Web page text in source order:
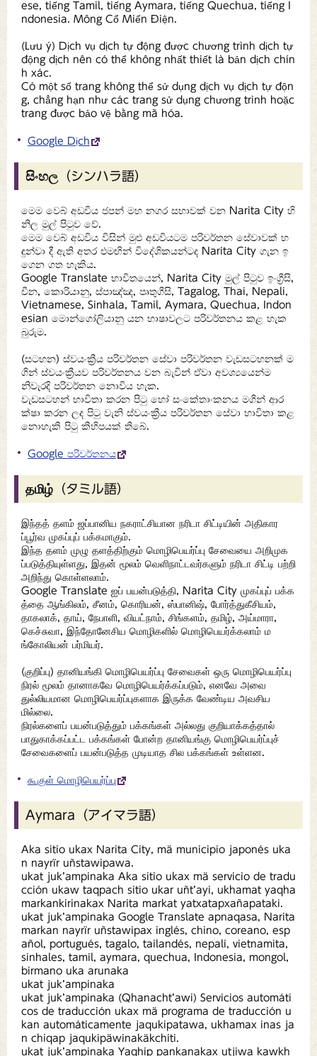
ese, tiếng Tamil, tiếng Aymara, tiếng Quechua, tiếng I
ndonesia. Mông Cổ Miến Điện.
(Lưu ý) Dịch vụ dịch tự động được chương trình dịch tự
động dịch nên có thể không nhất thiết là bản dịch chín
h xác.
Có một số trang không thể sử dụng dịch vụ dịch tự độn
g, chẳng hạn như các trang sử dụng chương trình hoặc
trang được bảo vệ bằng mã hóa.
Google Dịch
සිංහල（シンハラ語）
මෙම වෙබ් අඩවිය ජපන් මහ නගර සභාවක් වන Narita City හි
නිල මුල් පිටුව වේ.
මෙම වෙබ් අඩවිය විසින් මුළු අඩවියටම පරිවර්තන සේවාවක් හ
ඳුන්වා දී ඇති අතර එමඟින් විදේශිකයන්ටද Narita City ගැන ඉ
ගෙන ගත හැකිය.
Google Translate භාවිතයෙන්, Narita City මුල් පිටුව ඉංග්‍රීසි,
චීන, කොරියානු, ස්පාඤ්ඤ, පෘතුගීසි, Tagalog, Thai, Nepali,
Vietnamese, Sinhala, Tamil, Aymara, Quechua, Indon
esian මොන්ගෝලියානු යන භාෂාවලට පරිවර්තනය කළ හැක
බුරුම.
(සටහන) ස්වයංක්‍රීය පරිවර්තන සේවා පරිවර්තන වැඩසටහනක් ම
ගින් ස්වයංක්‍රීයව පරිවර්තනය වන බැවින් ඒවා අවශ්‍යයෙන්ම
නිවැරදි පරිවර්තන නොවිය හැක.
වැඩසටහන් භාවිතා කරන පිටු හෝ සංකේතාංකනය මගින් ආර
ක්ෂා කරන ලද පිටු වැනි ස්වයංක්‍රීය පරිවර්තන සේවා භාවිතා කළ
නොහැකි පිටු කිහිපයක් තිබේ.
Google පරිවර්තනය
தமிழ்（タミル語）
இந்தத் தளம் ஜப்பானிய நகராட்சியான நரிடா சிட்டியின் அதிகார
ப்பூர்வ முகப்புப் பக்கமாகும்.
இந்த தளம் முழு தளத்திற்கும் மொழிபெயர்ப்பு சேவையை அறிமுக
ப்படுத்தியுள்ளது, இதன் மூலம் வெளிநாட்டவர்களும் நரிடா சிட்டி பற்றி
அறிந்து கொள்ளலாம்.
Google Translate ஐப் பயன்படுத்தி, Narita City முகப்புப் பக்க
த்தை ஆங்கிலம், சீனம், கொரியன், ஸ்பானிஷ், போர்த்துகீசியம்,
தாகலாக், தாய், நேபாளி, வியட்நாம், சிங்களம், தமிழ், அய்மாரா,
கெச்சுவா, இந்தோனேசிய மொழிகளில் மொழிபெயர்க்கலாம் ம
ங்கோலியன் பர்மியர்.
(குறிப்பு) தானியங்கி மொழிபெயர்ப்பு சேவைகள் ஒரு மொழிபெயர்ப்பு
நிரல் மூலம் தானாகவே மொழிபெயர்க்கப்படும், எனவே அவை
துல்லியமான மொழிபெயர்ப்புகளாக இருக்க வேண்டிய அவசிய
மில்லை.
நிரல்களைப் பயன்படுத்தும் பக்கங்கள் அல்லது குறியாக்கத்தால்
பாதுகாக்கப்பட்ட பக்கங்கள் போன்ற தானியங்கு மொழிபெயர்ப்புச்
சேவைகளைப் பயன்படுத்த முடியாத சில பக்கங்கள் உள்ளன.
கூகுள் மொழிபெயர்ப்பு
Aymara（アイマラ語）
Aka sitio ukax Narita City, mä municipio japonés uka
n nayrïr uñstawipawa.
ukat juk’ampinaka Aka sitio ukax mä servicio de tradu
cción ukaw taqpach sitio ukar uñt’ayi, ukhamat yaqha
markankirinakax Narita markat yatxatapxañapataki.
ukat juk’ampinaka Google Translate apnaqasa, Narita
markan nayrïr uñstawipax inglés, chino, coreano, esp
añol, portugués, tagalo, tailandés, nepalí, vietnamita,
sinhales, tamil, aymara, quechua, Indonesia, mongol,
birmano uka arunaka
ukat juk’ampinaka
ukat juk’ampinaka (Qhanacht’awi) Servicios automáti
cos de traducción ukax mä programa de traducción u
kan automáticamente jaqukipatawa, ukhamax inas ja
n chiqap jaqukipäwinakäkchiti.
ukat juk’ampinaka Yaqhip pankanakax utjiwa kawkh